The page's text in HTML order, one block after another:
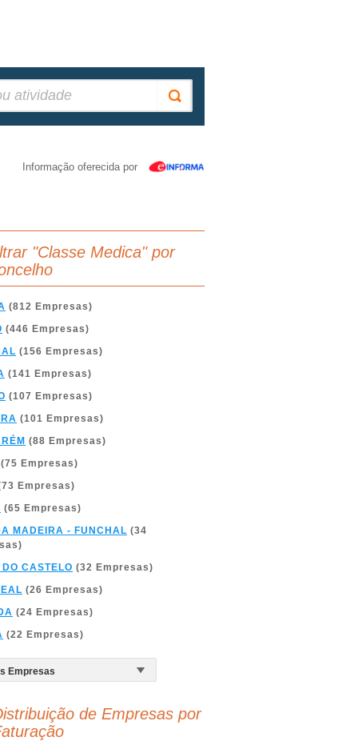
Informação oferecida por
"Classe Medica" por
(812 Empresas)
(446 Empresas)
(156 Empresas)
(141 Empresas)
(107 Empresas)
(101 Empresas)
(88 Empresas)
(75 Empresas)
Empresas)
(65 Empresas)
MADEIRA - FUNCHAL (34
CASTELO (32 Empresas)
(26 Empresas)
(24 Empresas)
(22 Empresas)
de Empresas por